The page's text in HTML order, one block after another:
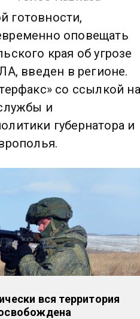
готовности,
оповещать
края об угрозе
введен в регионе.
со ссылкой на
и
губернатора и
вся территория